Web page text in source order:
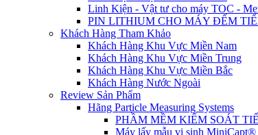
Linh Kiện - Vật tư cho máy TOC -
PIN LITHIUM CHO MÁY ĐẾM
Khách Hàng Tham Khảo
Khách Hàng Khu Vực Miền Nam
Khách Hàng Khu Vực Miền Trung
Khách Hàng Khu Vực Miền Bắc
Khách Hàng Nước Ngoài
Review Sản Phẩm
Hãng Particle Measuring Systems
PHẦM MỀM KIỂM SOÁT
Máy lấy mẫu vi sinh